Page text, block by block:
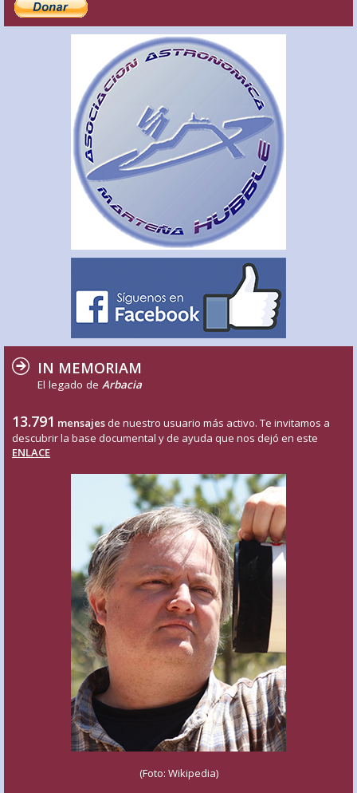
IN MEMORIAM
El legado de Arbacia
13.791 mensajes de nuestro usuario más activo. Te invitamos a
descubrir la base documental y de ayuda que nos dejó en este
ENLACE
(Foto: Wikipedia)